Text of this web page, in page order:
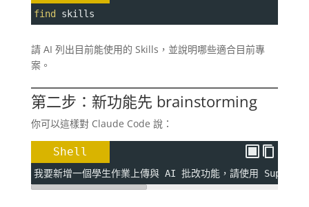
find skills
請 AI 列出目前能使用的 Skills，並說明哪些適合目前專
案。
第二步：新功能先 brainstorming
你可以這樣對 Claude Code 說：
Shell
我要新增一個學生作業上傳與 AI 批改功能，請使用